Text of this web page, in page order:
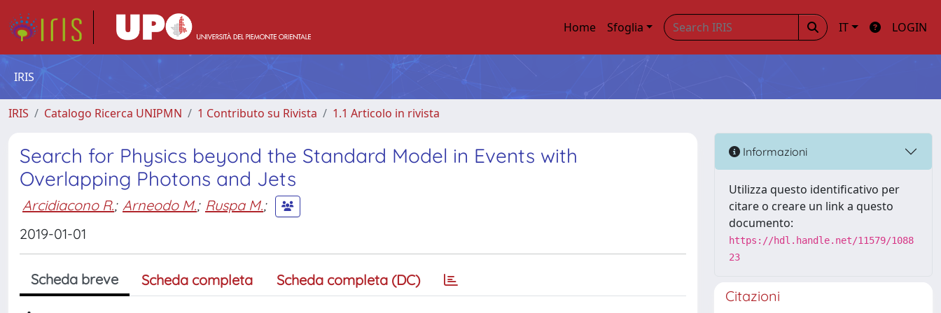
Home Sfoglia IT LOGIN
IRIS
IRIS Catalogo Ricerca UNIPMN 1 Contributo su Rivista 1.1 Articolo in rivista
Search for Physics beyond the Standard Model in Events with
Overlapping Photons and Jets
Arcidiacono R.; Arneodo M.; Ruspa M.;
2019-01-01
Scheda breve Scheda completa Scheda completa (DC)
Informazioni
Utilizza questo identificativo per
citare o creare un link a questo
documento:
https://hdl.handle.net/11579/1088
23
Citazioni